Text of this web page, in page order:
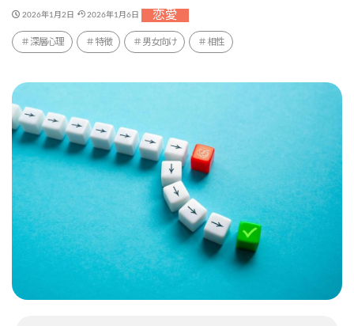
2026年1月2日 2026年1月6日 恋愛
深層心理 特徴 男女向け 相性